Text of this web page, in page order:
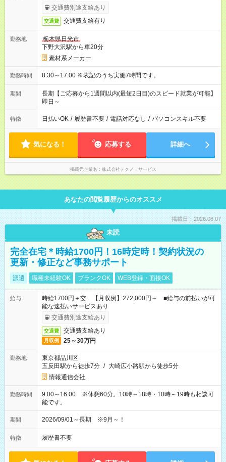
交通費別途支給あり
交通費 交通費支給有り
勤務地
栃木県日光市
下野大沢駅から車20分
素材系メーカー
勤務時間 8:30～17:00 ※表記のうち実働7時間です。
期間
長期【ご応募から1週間以内(最短2日目)のスピード就業が可能】
即日～
特徴 日払いOK / 履歴書不要 / 電話対応なし / パソコンスキル不要
気になる！ 応募する 詳細へ
掲載元企業名 株式会社テクノ・サービス
あなたの閲覧履歴からのオススメ
掲載日：2026.08.07
未読
完全在宅＊時給1700円！16時定時！契約状況の
更新・修正など事務サポート
派遣 職種未経験OK ブランクOK WEB登録・面接OK
給与
時給1700円＋交 【月収例】272,000円～ ■給与の前払いが可
能な速払いサービスあり
交通費別途支給あり
交通費 交通費支給あり
月収例 25～30万円
勤務地
東京都品川区
五反田駅から徒歩7分 / 大崎広小路駅から徒歩5分
情報通信会社
勤務時間
9:00～16:00 ※休憩60分。10時～18時・10時～19時も相談可
能です。
期間 2026/09/01～長期 ※9月～！
特徴 履歴書不要